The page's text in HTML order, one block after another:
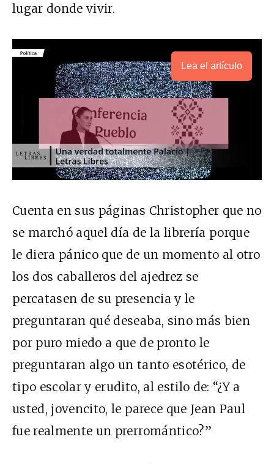
lugar donde vivir.
Lea el artículo
Cuenta en sus páginas Christopher que no
se marchó aquel día de la librería porque
le diera pánico que de un momento al otro
los dos caballeros del ajedrez se
percatasen de su presencia y le
preguntaran qué deseaba, sino más bien
por puro miedo a que de pronto le
preguntaran algo un tanto esotérico, de
tipo escolar y erudito, al estilo de: “¿Y a
usted, jovencito, le parece que Jean Paul
fue realmente un prerromántico?”